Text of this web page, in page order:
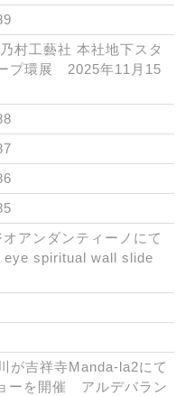
村工藝社 本社地下スタ
プ環展 2025年11月15
アンダンティーノにて
eye spiritual wall slide
吉祥寺Manda-la2にて
ーを開催 アルデバラン